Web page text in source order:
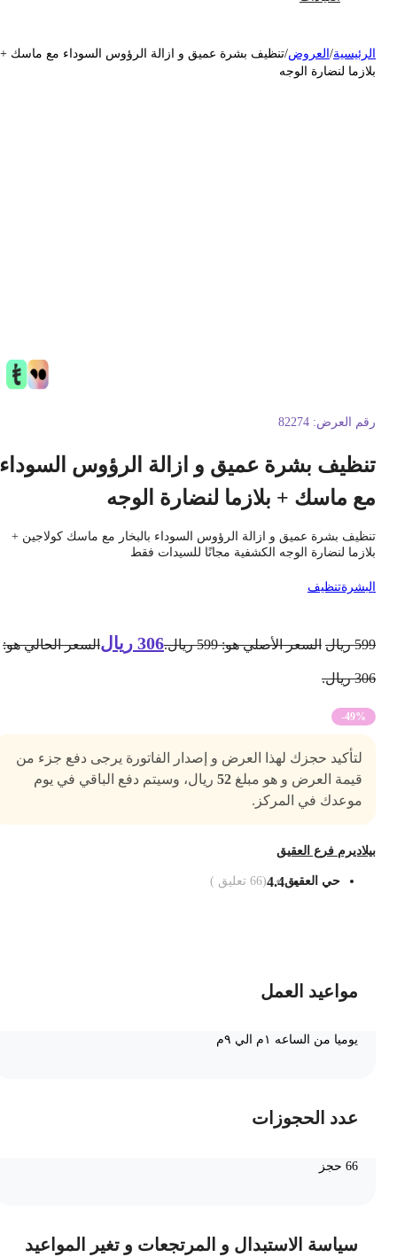
/العروض تنظيف بشرة عميق و ازالة الرؤوس السوداء مع ماسك +
لنضارة الوجه
العرض: 82274
بشرة عميق و ازالة الرؤوس السوداء
ماسك + بلازما لنضارة الوجه
بشرة عميق و ازالة الرؤوس السوداء بالبخار مع ماسك كولاجين +
لنضارة الوجه الكشفية مجانًا للسيدات فقط
تنظيف
ريال السعر الأصلي هو: 599 ريال. 306 ريال السعر الحالي هو:
-49%
لتأكيد حجزك لهذا العرض و إصدار الفاتورة يرجى دفع جزء من
قيمة العرض و هو مبلغ52ريال، وسيتم دفع الباقي في يوم
موعدك في المركز.
فرع العقيق
حي العقيق4.4
(
66تعليق )
مواعيد العمل
يوميا من الساعه ١م الي ٩م
عدد الحجوزات
سياسة الاستبدال و المرتجعات و تغير المواعيد